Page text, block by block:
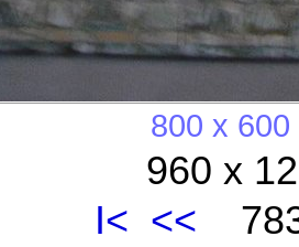
800 x 600
960 x
I< <<